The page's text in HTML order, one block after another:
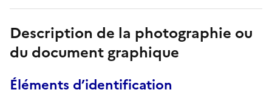
Description de la photographie ou
du document graphique
Éléments d’identification